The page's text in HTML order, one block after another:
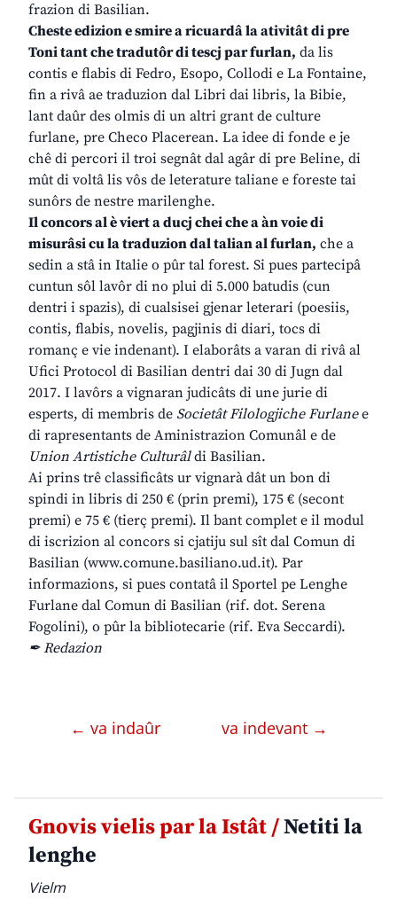
frazion di Basilian.
Cheste edizion e smire a ricuardâ la ativitât di pre
Toni tant che tradutôr di tescj par furlan, da lis
contis e flabis di Fedro, Esopo, Collodi e La Fontaine,
fin a rivâ ae traduzion dal Libri dai libris, la Bibie,
lant daûr des olmis di un altri grant de culture
furlane, pre Checo Placerean. La idee di fonde e je
chê di percori il troi segnât dal agâr di pre Beline, di
mût di voltâ lis vôs de leterature taliane e foreste tai
sunôrs de nestre marilenghe.
Il concors al è viert a ducj chei che a àn voie di
misurâsi cu la traduzion dal talian al furlan, che a
sedin a stâ in Italie o pûr tal forest. Si pues partecipâ
cuntun sôl lavôr di no plui di 5.000 batudis (cun
dentri i spazis), di cualsisei gjenar leterari (poesiis,
contis, flabis, novelis, pagjinis di diari, tocs di
romanç e vie indenant). I elaborâts a varan di rivâ al
Ufici Protocol di Basilian dentri dai 30 di Jugn dal
2017. I lavôrs a vignaran judicâts di une jurie di
esperts, di membris de Societât Filologjiche Furlanee
di rapresentants de Aministrazion Comunâl e de
Union Artistiche Culturâldi Basilian.
Ai prins trê classificâts ur vignarà dât un bon di
spindi in libris di 250 € (prin premi), 175 € (secont
premi) e 75 € (tierç premi). Il bant complet e il modul
di iscrizion al concors si cjatiju sul sît dal Comun di
Basilian (www.comune.basiliano.ud.it). Par
informazions, si pues contatâ il Sportel pe Lenghe
Furlane dal Comun di Basilian (rif. dot. Serena
Fogolini), o pûr la bibliotecarie (rif. Eva Seccardi).
✒ Redazion
← va indaûr va indevant →
Gnovis vielis par la Istât /Netiti la
lenghe
Vielm